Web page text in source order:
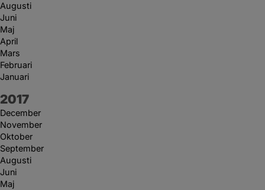
Augusti
Juni
Maj
April
Mars
Februari
Januari
År:
2017
December
November
Oktober
September
Augusti
Juni
Maj